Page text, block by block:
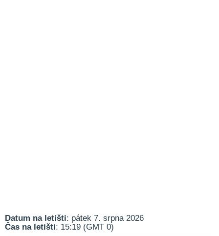
Datum na letišti: pátek 7. srpna 2026
Čas na letišti: 15:19 (GMT 0)